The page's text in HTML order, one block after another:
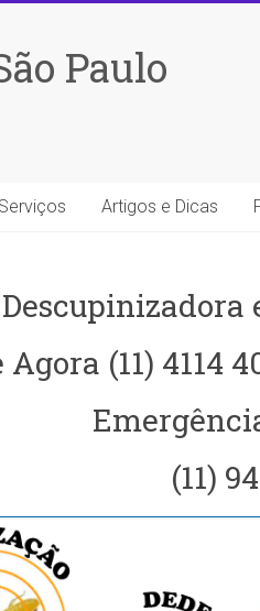
Paulo
Artigos e Dicas
(11) 4114
(11)